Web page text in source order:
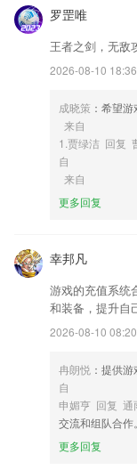
1,【监理考试名师直播,
2,点击加速，一秒百下
3,预防中耳炎，烂耳底
5,私人书架
6,提供学习工具、教
ope体育a意甲软
1.支持简/繁体切换，
辑和因果关系。
3.家长可通过平台直接
4.通过不同情况下的实
及各种的器材结构
5.我的收藏;收藏需要
6.教师发送通知，家
ope体育a意甲更
VR直播上线，自由选择
增强修复功能
罗罡唯
王者之剑，无敌
2026-08-10 18:36
成晓策 ：希望
来自
1.贾绿洁 回复
自
来自
更多回复
幸邦凡
游戏的充值系统
和装备，提升自
2026-08-10 08:20
冉朗悦 ：提供
自
申媚亨 回复 通
交流和组队合作。
更多回复